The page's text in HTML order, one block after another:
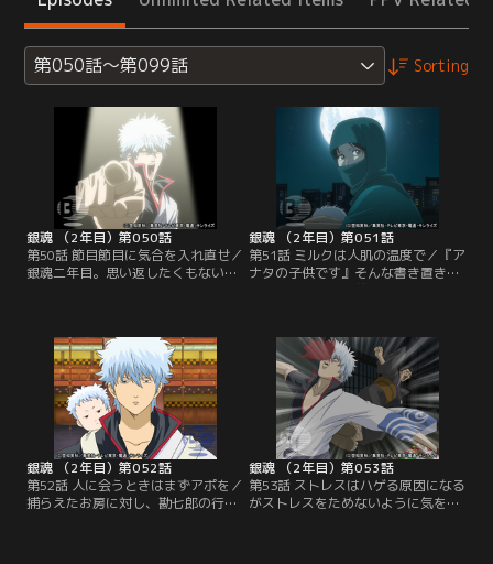
第050話～第099話 Sorting
銀魂 （2年目）第050話
第50話 節目節目に気合を入れ直せ／
銀魂二年目。思い返したくもない過
つ。タイトル変更からストーリー刷
新まで、あり得なさそうなネタを羅
列する新八、神楽。だが今一つピン
とこない。そんな中、噂を聞きつけ
た人々が訪れ、自分の案を披露し始
める…。【提供：バンダイチャンネ
銀魂 （2年目）第051話
第51話 ミルクは人肌の温度で／『ア
ナタの子供です』そんな書き置きと
ともに、万事屋の前に赤ん坊（勘七
時の隠し子だと信じて疑わない。本
当に自分の子供にされてしまいそう
な銀時は、勘七郎を連れて万事屋を
飛び出す。誰にも話を聞いて貰えな
い銀時は、途方に暮れるが…。【提
供：バンダイチャンネル】
銀魂 （2年目）第052話
第52話 人に会うときはまずアポを／
捕らえたお房に対し、勘七郎の行方
銀魂 （2年目）第053話
第53話 ストレスはハゲる原因になる
がストレスをためないように気を配